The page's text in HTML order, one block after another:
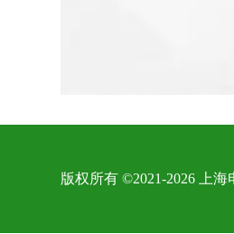
版权所有 ©2021-2026 上